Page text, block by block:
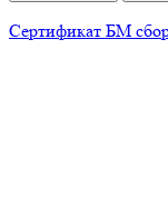
Сертификат БМ